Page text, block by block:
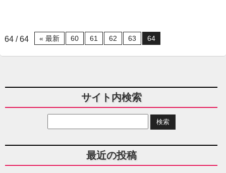
64 / 64 « 最新 60 61 62 63 64
サイト内検索
最近の投稿